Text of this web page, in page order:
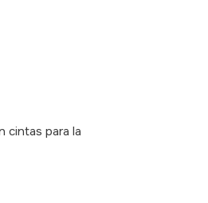
cintas para la